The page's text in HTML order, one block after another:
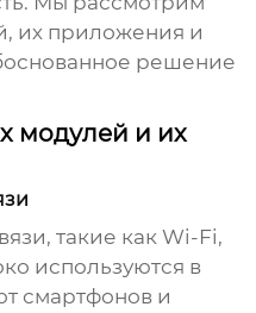
их приложения и
решение
модулей и их
такие как Wi-Fi,
используются в
смартфонов и